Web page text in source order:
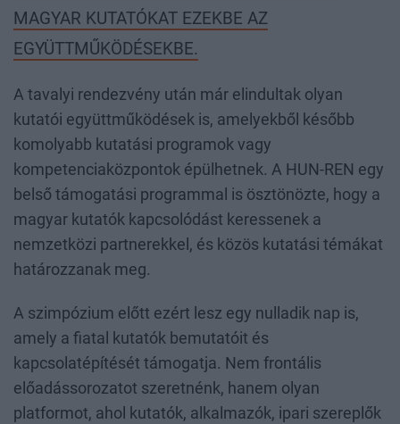
MAGYAR KUTATÓKAT EZEKBE AZ
EGYÜTTMŰKÖDÉSEKBE.
A tavalyi rendezvény után már elindultak olyan
kutatói együttműködések is, amelyekből később
komolyabb kutatási programok vagy
kompetenciaközpontok épülhetnek. A HUN-REN egy
belső támogatási programmal is ösztönözte, hogy a
magyar kutatók kapcsolódást keressenek a
nemzetközi partnerekkel, és közös kutatási témákat
határozzanak meg.
A szimpózium előtt ezért lesz egy nulladik nap is,
amely a fiatal kutatók bemutatóit és
kapcsolatépítését támogatja. Nem frontális
előadássorozatot szeretnénk, hanem olyan
platformot, ahol kutatók, alkalmazók, ipari szereplők